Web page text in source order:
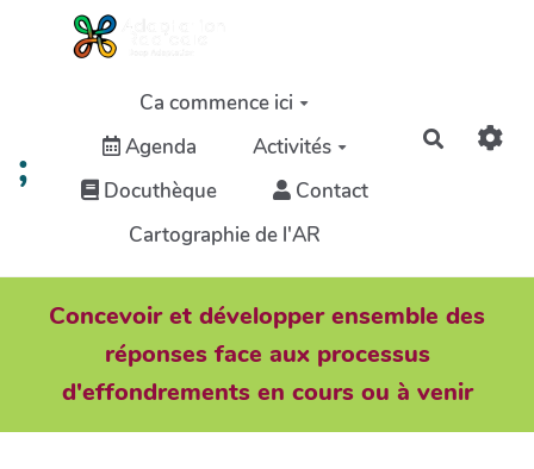
Aller au contenu principal
;
Ca commence ici
Agenda
Activités
Docuthèque
Contact
Cartographie de l'AR
Concevoir et développer ensemble des
réponses face aux processus
d'effondrements en cours ou à venir